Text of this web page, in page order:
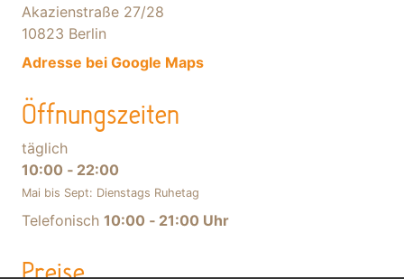
Akazienstraße 27/28
10823 Berlin
Adresse bei Google Maps
Öffnungszeiten
täglich
10:00 ‐ 22:00
Mai bis Sept: Dienstags Ruhetag
Telefonisch 10:00 ‐ 21:00 Uhr
Preise